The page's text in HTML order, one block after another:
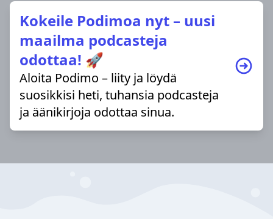
Kokeile Podimoa nyt – uusi
maailma podcasteja
odottaa! 🚀
Aloita Podimo – liity ja löydä
suosikkisi heti, tuhansia podcasteja
ja äänikirjoja odottaa sinua.